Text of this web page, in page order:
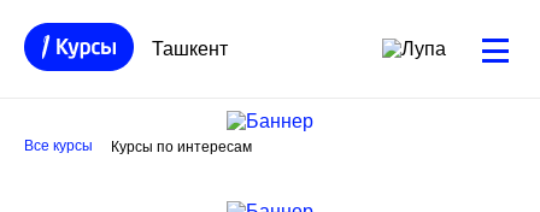
Ташкент
Все курсы Курсы по интересам